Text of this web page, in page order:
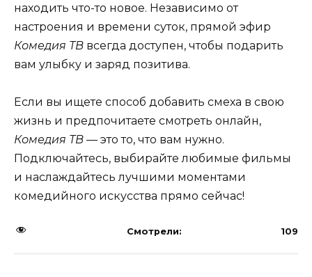
находить что-то новое. Независимо от
настроения и времени суток, прямой эфир
Комедия ТВ всегда доступен, чтобы подарить
вам улыбку и заряд позитива.
Если вы ищете способ добавить смеха в свою
жизнь и предпочитаете смотреть онлайн,
Комедия ТВ — это то, что вам нужно.
Подключайтесь, выбирайте любимые фильмы
и наслаждайтесь лучшими моментами
комедийного искусства прямо сейчас!
Смотрели: 109